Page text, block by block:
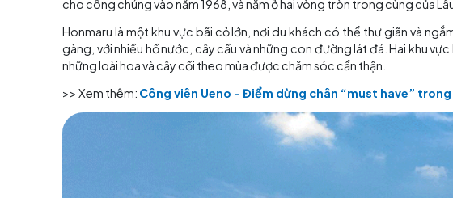
Vẻ đẹp lộng
Khuôn viên và khu vườn của
Cung điện Hoàng gia Tokyo là một trong những địa điểm
cung điện thường không mở cửa cho công chúng, du
Vườn Đông - không gian yên bình